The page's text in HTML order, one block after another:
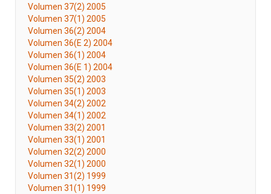
Volumen 37(2) 2005
Volumen 37(1) 2005
Volumen 36(2) 2004
Volumen 36(E 2) 2004
Volumen 36(1) 2004
Volumen 36(E 1) 2004
Volumen 35(2) 2003
Volumen 35(1) 2003
Volumen 34(2) 2002
Volumen 34(1) 2002
Volumen 33(2) 2001
Volumen 33(1) 2001
Volumen 32(2) 2000
Volumen 32(1) 2000
Volumen 31(2) 1999
Volumen 31(1) 1999